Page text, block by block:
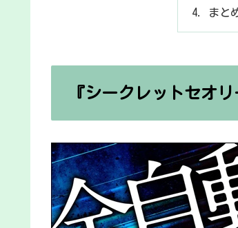
まと
『シークレットセオ